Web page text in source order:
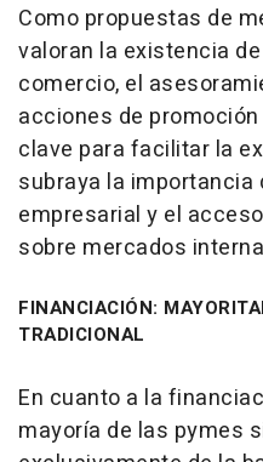
Como propuestas de
valoran la existencia
comercio, el
acciones de
clave para facilitar la
subraya la importancia
empresarial y el
sobre mercados
FINANCIACIÓN:
TRADICIONAL
En cuanto a la
mayoría de las pymes